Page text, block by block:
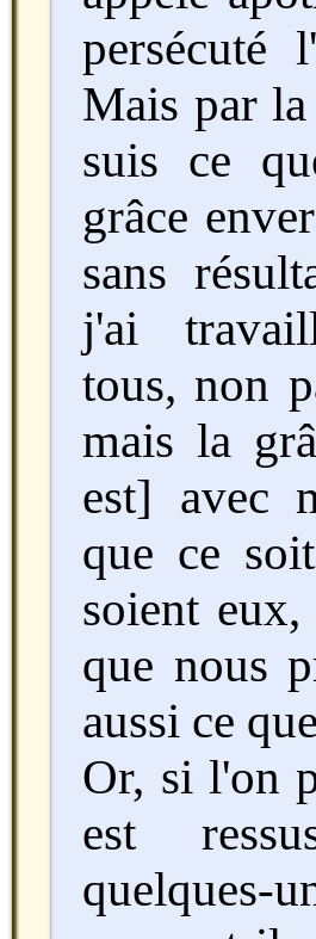
persécuté
Mais par
suis ce
grâce
sans
j'ai
tous, non
mais la
est] avec
que ce
soient
que nous
aussi ce
Or, si l'on
est